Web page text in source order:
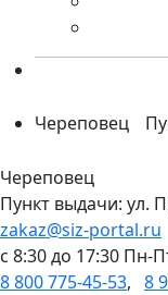
Череповец
Череповец
Пункт выдачи: ул.
zakaz@siz-portal.ru
c 8:30 до 17:30 Пн-
8 800 775-45-53, 8